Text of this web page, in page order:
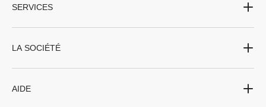
SERVICES
LA SOCIÉTÉ
AIDE